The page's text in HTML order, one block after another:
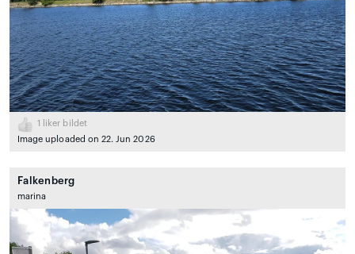
1
liker bildet
Image uploaded on 22. Jun 2026
Falkenberg
marina